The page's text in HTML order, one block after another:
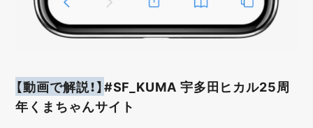
【動画で解説！】#SF_KUMA 宇多田ヒカル25周
年くまちゃんサイト